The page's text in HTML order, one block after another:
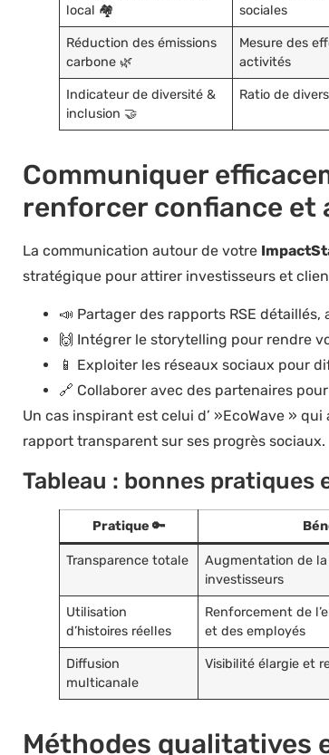
local 🏘️
sociales
Réduction des émissions
carbone 🌿
Mesure des
activités
Indicateur de diversité &
inclusion 🤝
Ratio de
Communiquer
renforcer confiance
La communication autour de votre
stratégique pour attirer investisseurs et
📣 Partager des rapports RSE
🙌 Intégrer le storytelling pour rendre
📱 Exploiter les réseaux sociaux pour
🔗 Collaborer avec des partenaires
Un cas inspirant est celui d’ »EcoWave »
rapport transparent sur ses progrès sociaux.
Tableau : bonnes pratiques
Pratique 🔑
Transparence totale
Augmentation de
investisseurs
Utilisation
d’histoires réelles
Renforcement de
et des employés
Diffusion
multicanale
Visibilité élargie et
Méthodes qualitatives